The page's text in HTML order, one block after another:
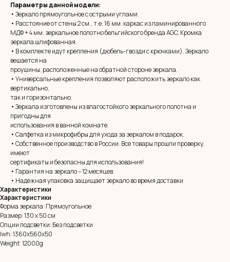
Параметры данной модели:
• Зеркало прямоугольное с острыми углами.
• Расстояние от стены 2 см., т.е. 16 мм. каркас из ламинированного
МДФ + 4 мм. зеркальное полотно бельгийского бренда AGC. Кромка
зеркала шлифованная.
• В комплекте идут крепления (дюбель-гвозди с крючками). Зеркало
вешается на
проушины, расположенные на обратной стороне зеркала.
• Универсальные крепления позволяют расположить зеркало как
вертикально,
так и горизонтально.
• Зеркала изготовлены из влагостойкого зеркального полотна и
пригодны для
использования в ванной комнате.
• Салфетка из микрофибры для ухода за зеркалом в подарок.
• Собственное производство в России. Все товары прошли проверку,
имеют
сертификаты и безопасны для использования!
• Гарантия на зеркало – 12 месяцев.
• Надежная упаковка защищает зеркало во время доставки
Характеристики
Характеристики
Форма зеркала: Прямоугольное
Размер: 130 х 50 см
Опции подсветки: Без подсветки
lwh: 1360x560x50
Weight: 12000g
MIRROR ROOM
+7 (961) 595-72-73
E-mail:
Адрес: 350037, г. Краснодар,
х. им. Ленина, ДНТ Виктория,
ул. Казачья, д. 2А
zerkala@ksk23.ru
Остались вопросы?